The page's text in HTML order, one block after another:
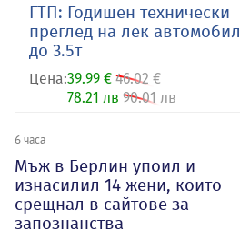
ГТП: Годишен технически
преглед на лек автомобил
до 3.5т
Цена:39.99 € 46.02 €
78.21 лв 90.01 лв
6 часа
Мъж в Берлин упоил и
изнасилил 14 жени, които
срещнал в сайтове за
запознанства